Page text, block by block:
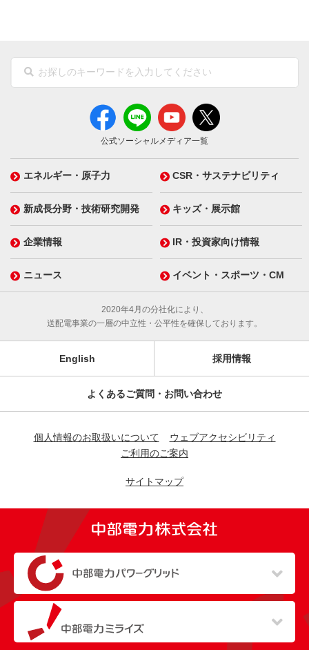
公式ソーシャルメディア一覧
エネルギー・原子力 CSR・サステナビリティ
新成長分野・技術研究開発 キッズ・展示館
企業情報 IR・投資家向け情報
ニュース イベント・スポーツ・CM
2020年4月の分社化により、
送配電事業の一層の中立性・公平性を確保しております。
English 採用情報
よくあるご質問・お問い合わせ
個人情報のお取扱いについて
ウェブアクセシビリティ
ご利用のご案内
サイトマップ
（新しいウィンドウを開きます）
（新しいウィンドウを開きます）